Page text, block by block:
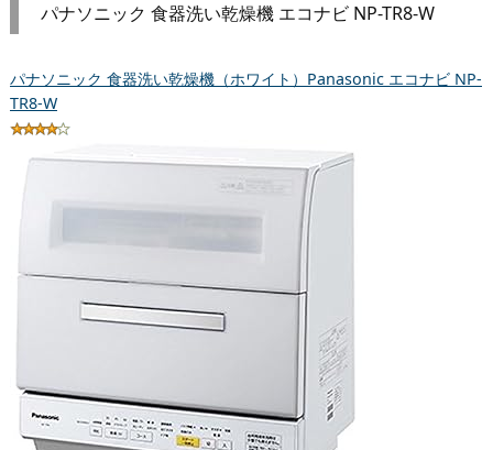
パナソニック 食器洗い乾燥機 エコナビ NP-TR8-W
パナソニック 食器洗い乾燥機（ホワイト）Panasonic エコナビ NP-
TR8-W